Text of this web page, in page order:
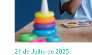
21 de Julho de 2025